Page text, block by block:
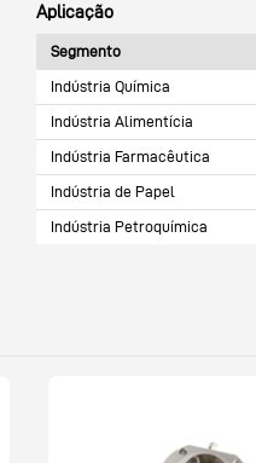
Aplicação
Segmento
Indústria Química
Indústria Alimentícia
Indústria Farmacêutica
Indústria de Papel
Indústria Petroquímica